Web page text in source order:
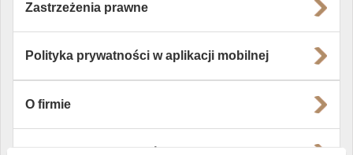
Zastrzeżenia prawne
Polityka prywatności w aplikacji mobilnej
O firmie